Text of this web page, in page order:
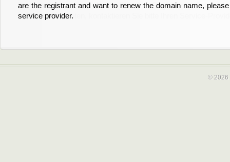
are the registrant and want to renew the domain name,
service provider.
Domain stehen an. Wenn Sie der Registrant sind und
verlängern möchten, kontaktieren Sie bitte Ihren Service-
© 2026